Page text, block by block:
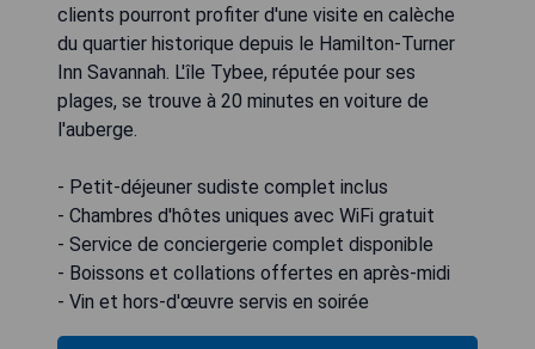
clients pourront profiter d'une visite en calèche
du quartier historique depuis le Hamilton-Turner
Inn Savannah. L'île Tybee, réputée pour ses
plages, se trouve à 20 minutes en voiture de
l'auberge.
- Petit-déjeuner sudiste complet inclus
- Chambres d'hôtes uniques avec WiFi gratuit
- Service de conciergerie complet disponible
- Boissons et collations offertes en après-midi
- Vin et hors-d'œuvre servis en soirée